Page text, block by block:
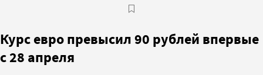
Курс евро превысил 90 рублей впервые
с 28 апреля